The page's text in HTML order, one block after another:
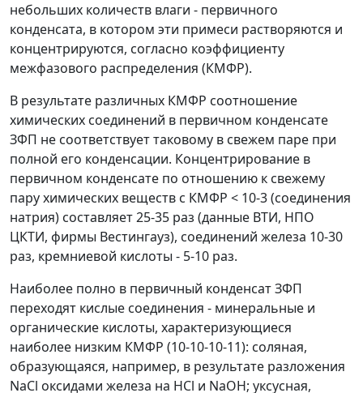
небольших количеств влаги - первичного
конденсата, в котором эти примеси растворяются и
концентрируются, согласно коэффициенту
межфазового распределения (КМФР).
В результате различных КМФР соотношение
химических соединений в первичном конденсате
ЗФП не соответствует таковому в свежем паре при
полной его конденсации. Концентрирование в
первичном конденсате по отношению к свежему
пару химических веществ с КМФР < 10-3(соединения
натрия) составляет 25-35 раз (данные ВТИ, НПО
ЦКТИ, фирмы Вестингауз), соединений железа 10-30
раз, кремниевой кислоты - 5-10 раз.
Наиболее полно в первичный конденсат ЗФП
переходят кислые соединения - минеральные и
органические кислоты, характеризующиеся
наиболее низким КМФР (10-10-10-11): соляная,
образующаяся, например, в результате разложения
NaCl оксидами железа на НСl и NaOH; уксусная,